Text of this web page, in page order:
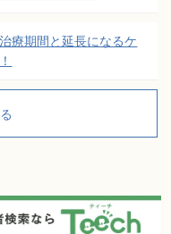
療期間と延長になるケ